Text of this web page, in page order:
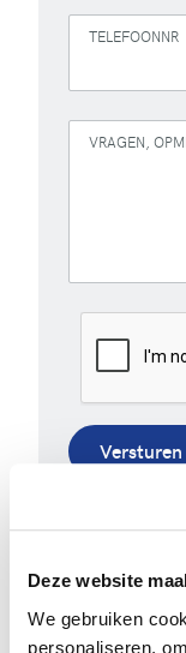
Deze website
We gebruiken
personaliseren,
TELEFOONNR
VRAGEN,
Versturen
opmerking.